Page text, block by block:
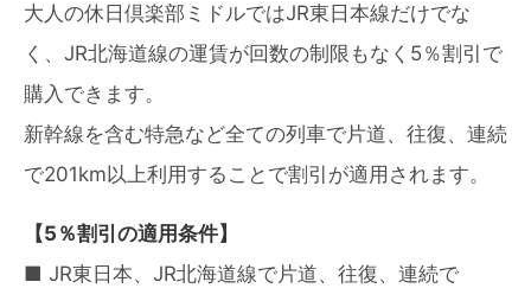
大人の休日倶楽部ミドルではJR東日本線だけでな
く、JR北海道線の運賃が回数の制限もなく5％割引で
購入できます。
新幹線を含む特急など全ての列車で片道、往復、連続
で201km以上利用することで割引が適用されます。
【5％割引の適用条件】
■ JR東日本、JR北海道線で片道、往復、連続で